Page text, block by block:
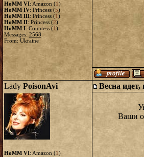
HoMM VI: Amazon (1)
HoMM IV: Princess (5)
HoMM III: Princess (1)
HoMM II: Princess (2)
HoMM I: Countess (1)
Messages: 2568
From: Ukraine
Lady PoisonAvi
HoMM VI: Amazon (1)
Весна идет,
Ваши